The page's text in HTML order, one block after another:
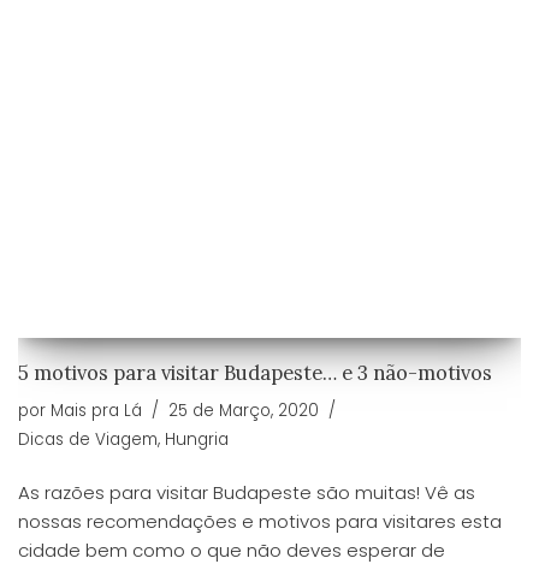
5 motivos para visitar Budapeste… e 3 não-motivos
por Mais pra Lá
25 de Março, 2020
Dicas de Viagem, Hungria
As razões para visitar Budapeste são muitas! Vê as
nossas recomendações e motivos para visitares esta
cidade bem como o que não deves esperar de